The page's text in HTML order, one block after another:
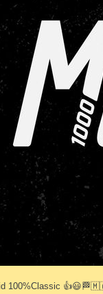
100%Classic